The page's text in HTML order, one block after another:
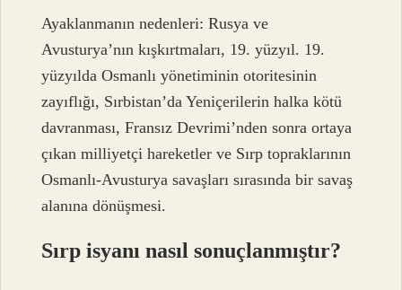
Ayaklanmanın nedenleri: Rusya ve
Avusturya’nın kışkırtmaları, 19. yüzyıl. 19.
yüzyılda Osmanlı yönetiminin otoritesinin
zayıflığı, Sırbistan’da Yeniçerilerin halka kötü
davranması, Fransız Devrimi’nden sonra ortaya
çıkan milliyetçi hareketler ve Sırp topraklarının
Osmanlı-Avusturya savaşları sırasında bir savaş
alanına dönüşmesi.
Sırp isyanı nasıl sonuçlanmıştır?